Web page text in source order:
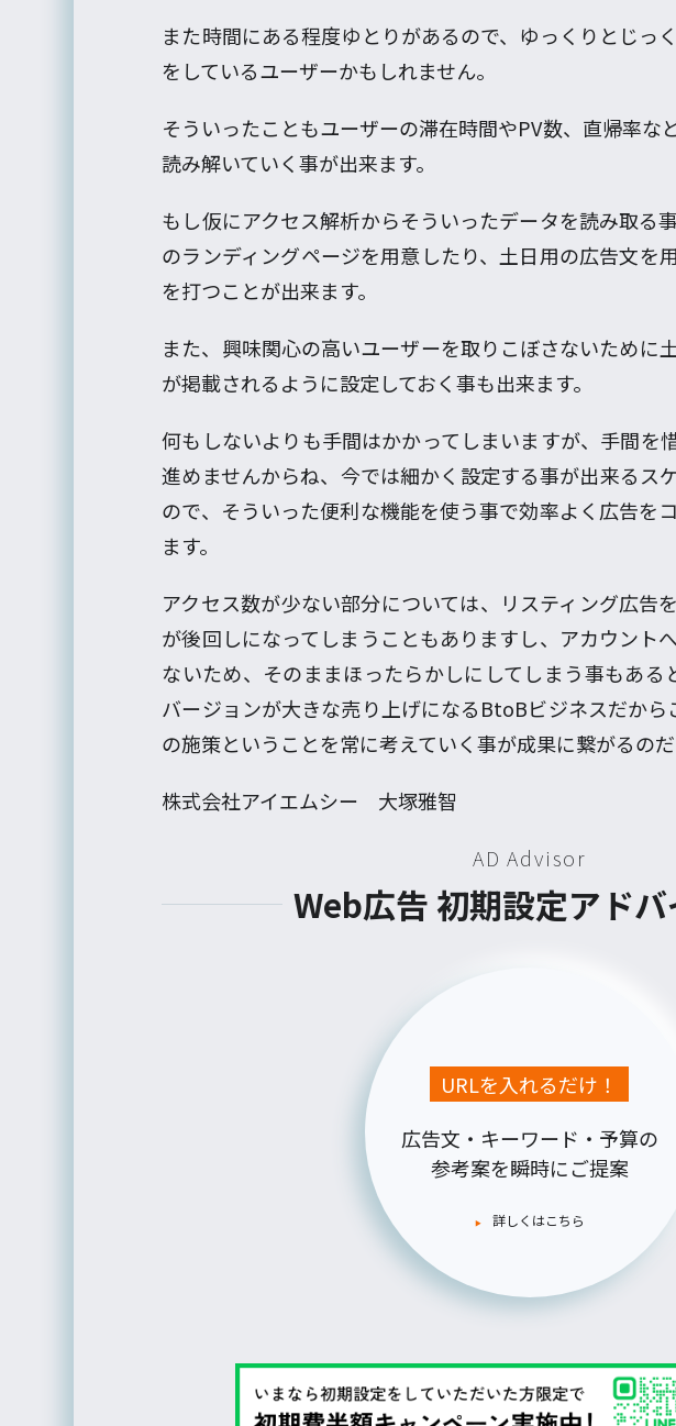
また時間にある程度ゆとりがあるので、ゆっくりとじっ
をしているユーザーかもしれません。
そういったこともユーザーの滞在時間やPV数、直帰率な
読み解いていく事が出来ます。
もし仮にアクセス解析からそういったデータを読み取る
のランディングページを用意したり、土日用の広告文を
を打つことが出来ます。
また、興味関心の高いユーザーを取りこぼさないために
が掲載されるように設定しておく事も出来ます。
何もしないよりも手間はかかってしまいますが、手間を
進めませんからね、今では細かく設定する事が出来るス
ので、そういった便利な機能を使う事で効率よく広告を
ます。
アクセス数が少ない部分については、リスティング広告
が後回しになってしまうこともありますし、アカウント
ないため、そのままほったらかしにしてしまう事もある
バージョンが大きな売り上げになるBtoBビジネスだか
の施策ということを常に考えていく事が成果に繋がるのだ
株式会社アイエムシー 大塚雅智
AD Advisor
Web広告 初期設定アド
URLを入れるだけ！
広告文・キーワード・予算の
参考案を瞬時にご提案
詳しくはこちら